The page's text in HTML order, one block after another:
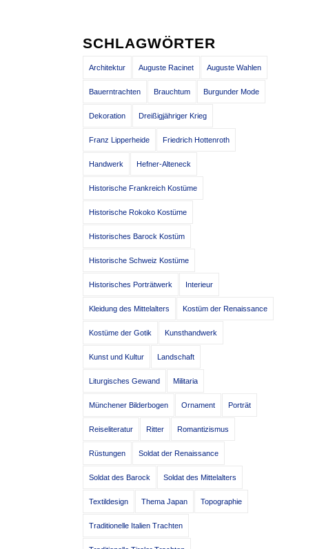
SCHLAGWÖRTER
Architektur Auguste Racinet Auguste Wahlen
Bauerntrachten Brauchtum Burgunder Mode
Dekoration Dreißigjähriger Krieg
Franz Lipperheide Friedrich Hottenroth
Handwerk Hefner-Alteneck
Historische Frankreich Kostüme
Historische Rokoko Kostüme
Historisches Barock Kostüm
Historische Schweiz Kostüme
Historisches Porträtwerk Interieur
Kleidung des Mittelalters Kostüm der Renaissance
Kostüme der Gotik Kunsthandwerk
Kunst und Kultur Landschaft
Liturgisches Gewand Militaria
Münchener Bilderbogen Ornament Porträt
Reiseliteratur Ritter Romantizismus
Rüstungen Soldat der Renaissance
Soldat des Barock Soldat des Mittelalters
Textildesign Thema Japan Topographie
Traditionelle Italien Trachten